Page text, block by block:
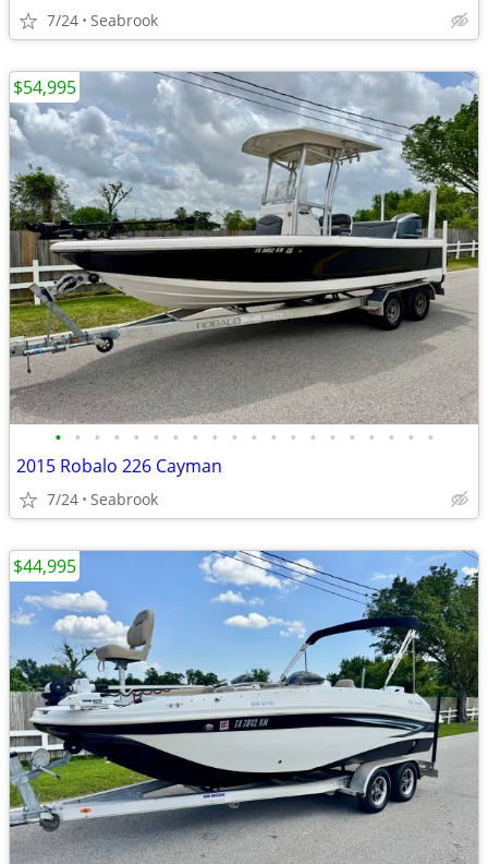
7/24 Seabrook
• • • • • • • • • • • • • • • • • • • •
2015 Robalo 226 Cayman
7/24 Seabrook
$54,995
$44,995